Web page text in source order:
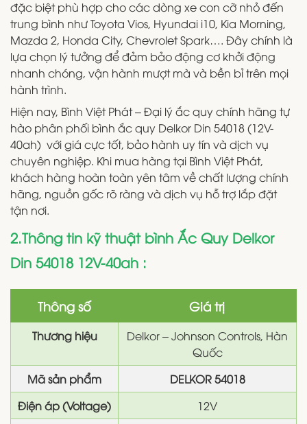
đặc biệt phù hợp cho các dòng xe con cỡ nhỏ đến
trung bình như Toyota Vios, Hyundai i10, Kia Morning,
Mazda 2, Honda City, Chevrolet Spark…. Đây chính là
lựa chọn lý tưởng để đảm bảo động cơ khởi động
nhanh chóng, vận hành mượt mà và bền bỉ trên mọi
hành trình.
Hiện nay, Bình Việt Phát – Đại lý ắc quy chính hãng tự
hào phân phối bình ắc quy Delkor Din 54018 (12V-
40ah) với giá cực tốt, bảo hành uy tín và dịch vụ
chuyên nghiệp. Khi mua hàng tại Bình Việt Phát,
khách hàng hoàn toàn yên tâm về chất lượng chính
hãng, nguồn gốc rõ ràng và dịch vụ hỗ trợ lắp đặt
tận nơi.
2.Thông tin kỹ thuật bình Ắc Quy Delkor
Din 54018 12V-40ah :
Thông số Giá trị
Thương hiệu
Delkor – Johnson Controls, Hàn
Quốc
Mã sản phẩm
DELKOR 54018
Điện áp (Voltage)
12V